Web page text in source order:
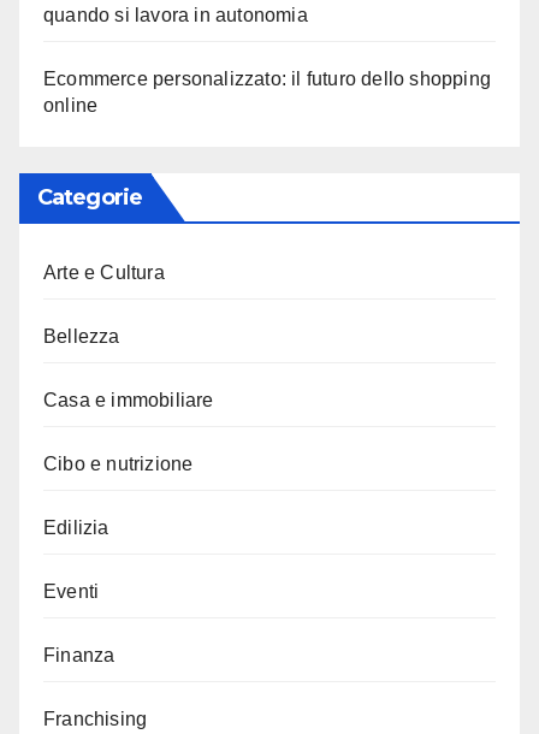
quando si lavora in autonomia
Ecommerce personalizzato: il futuro dello shopping
online
Categorie
Arte e Cultura
Bellezza
Casa e immobiliare
Cibo e nutrizione
Edilizia
Eventi
Finanza
Franchising